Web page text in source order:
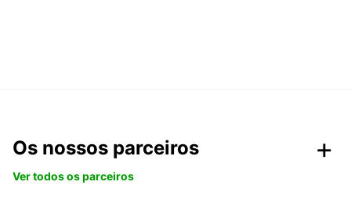
Os nossos parceiros
Ver todos os parceiros